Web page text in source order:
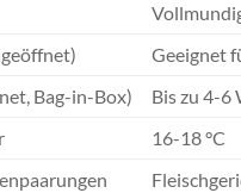
Geeignet
Bag-in-Box)
Bis zu 4-6
16-18 °C